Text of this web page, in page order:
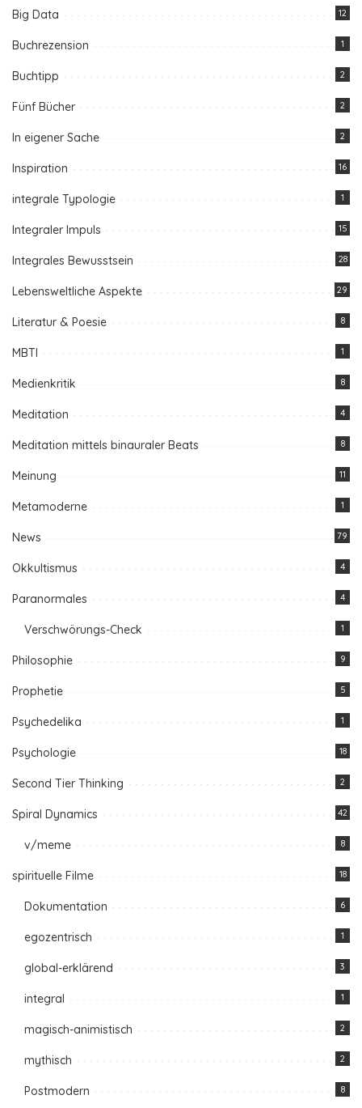
Big Data 12
Buchrezension 1
Buchtipp 2
Fünf Bücher 2
In eigener Sache 2
Inspiration 16
integrale Typologie 1
Integraler Impuls 15
Integrales Bewusstsein 28
Lebensweltliche Aspekte 29
Literatur & Poesie 8
MBTI 1
Medienkritik 8
Meditation 4
Meditation mittels binauraler Beats 8
Meinung 11
Metamoderne 1
News 79
Okkultismus 4
Paranormales 4
Verschwörungs-Check 1
Philosophie 9
Prophetie 5
Psychedelika 1
Psychologie 18
Second Tier Thinking 2
Spiral Dynamics 42
v/meme 8
spirituelle Filme 18
Dokumentation 6
egozentrisch 1
global-erklärend 3
integral 1
magisch-animistisch 2
mythisch 2
Postmodern 8